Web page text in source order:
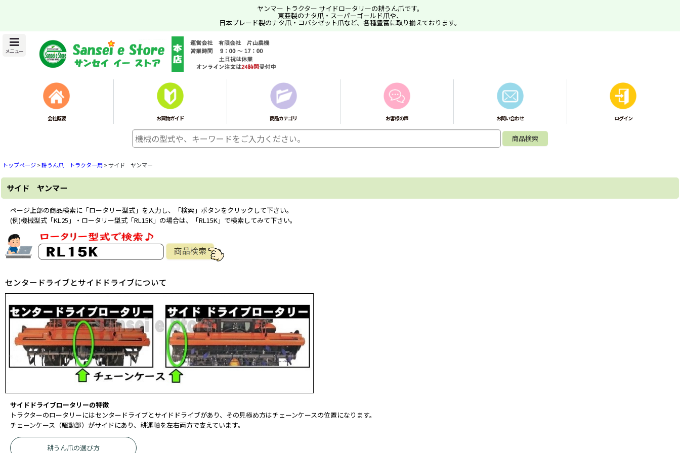
ヤンマー トラクター サイドロータリーの耕うん爪です。
東亜製のナタ爪・スーパーゴールド爪や、
日本ブレード製のナタ爪・コバシゼット爪など、各種豊富に取り揃えております。
メニュー
会社概要 お買物ガイド 商品カテゴリ お客様の声 お問い合わせ ログイン
トップページ>耕うん爪 トラクター用 >サイド ヤンマー
サイド ヤンマー
ページ上部の商品検索に「ロータリー型式」を入力し、「検索」ボタンをクリックして下さい。
(例)機械型式「KL25」・ロータリー型式「RL15K」の場合は、「RL15K」で検索してみて下さい。
センタードライブとサイドドライブについて
サイドドライブロータリーの特徴
トラクターのロータリーにはセンタードライブとサイドドライブがあり、その見極め方はチェーンケースの位置になります。
チェーンケース（駆動部）がサイドにあり、耕運軸を左右両方で支えています。
耕うん爪の選び方